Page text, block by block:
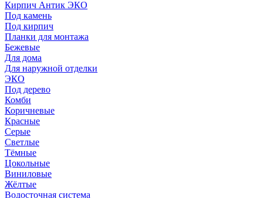
Кирпич Антик ЭКО
Под камень
Под кирпич
Планки для монтажа
Бежевые
Для дома
Для наружной отделки
ЭКO
Под дерево
Комби
Коричневые
Красные
Серые
Светлые
Тёмные
Цокольные
Виниловые
Жёлтые
Водосточная система